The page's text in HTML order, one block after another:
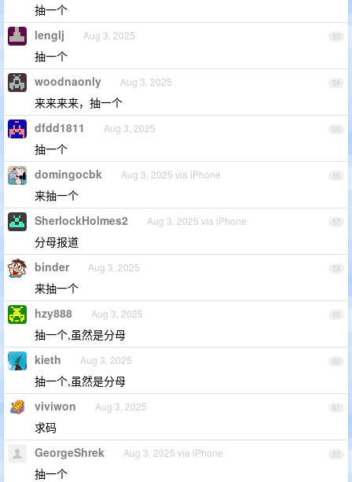
抽一个
53
lenglj Aug 3, 2025
抽一个
54
woodnaonly Aug 3, 2025
来来来来，抽一个
55
dfdd1811 Aug 3, 2025
抽一个
56
domingocbk Aug 3, 2025 via iPhone
来抽一个
57
SherlockHolmes2 Aug 3, 2025 via iPhone
分母报道
58
binder Aug 3, 2025
来抽一个
59
hzy888 Aug 3, 2025
抽一个,虽然是分母
60
kieth Aug 3, 2025
抽一个,虽然是分母
61
viviwon Aug 3, 2025
求码
62
GeorgeShrek Aug 3, 2025 via iPhone
抽一个